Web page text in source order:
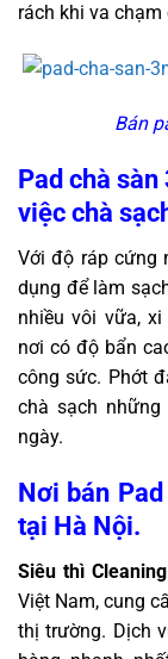
rách khi va chạm
Bán
Pad chà
việc chà
Với độ ráp cứng
dụng để làm
nhiều vôi vữa,
nơi có độ bẩn
công sức. Phớt
chà sạch
ngày.
Nơi bán
tại Hà Nội.
Siêu thì Cleaning
Việt Nam, cung
thị trường. Dịch